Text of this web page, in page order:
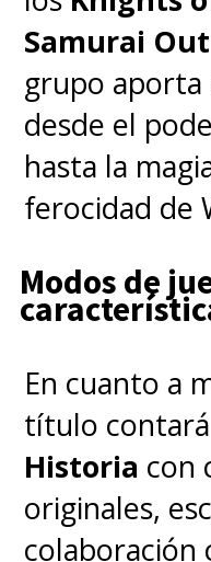
Samurai
grupo
desde el
hasta la
ferocidad de
Modos de
En cuanto a
título
Historia con
originales,
colaboración